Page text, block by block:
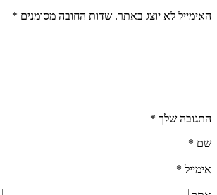
האימייל לא יוצג באתר. שדות החובה מסומנים *
התגובה שלך *
שם *
אימייל *